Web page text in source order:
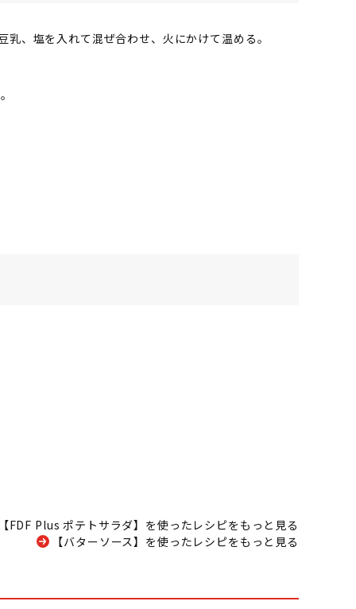
乳、塩を入れて混ぜ合わせ、火にかけて温める。
FDF Plus ポテトサラダ】を使ったレシピをもっと見る
【バターソース】を使ったレシピをもっと見る